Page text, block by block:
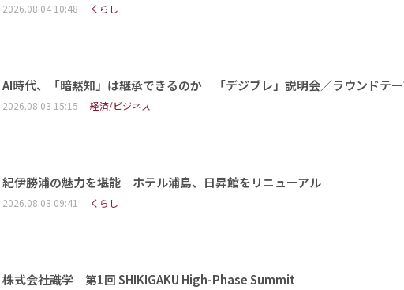
2026.08.04 10:48 くらし
AI時代、「暗黙知」は継承できるのか 「デジブレ」説明会／ラウンドテ
2026.08.03 15:15 経済/ビジネス
紀伊勝浦の魅力を堪能 ホテル浦島、日昇館をリニューアル
2026.08.03 09:41 くらし
株式会社識学 第1回 SHIKIGAKU High-Phase Summit